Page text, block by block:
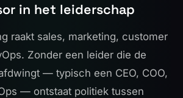
in het leiderschap
raakt sales, marketing, customer
Zonder een leider die de
— typisch een CEO, COO,
— ontstaat politiek tussen